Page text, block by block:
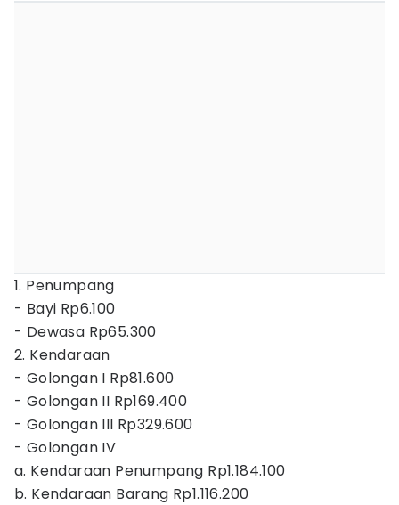
1. Penumpang
- Bayi Rp6.100
- Dewasa Rp65.300
2. Kendaraan
- Golongan I Rp81.600
- Golongan II Rp169.400
- Golongan III Rp329.600
- Golongan IV
a. Kendaraan Penumpang Rp1.184.100
b. Kendaraan Barang Rp1.116.200